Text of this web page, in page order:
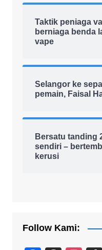
Taktik peniaga
berniaga benda
vape
Selangor ke
pemain, Faisal
Bersatu tanding
sendiri –
kerusi
Follow Kami: